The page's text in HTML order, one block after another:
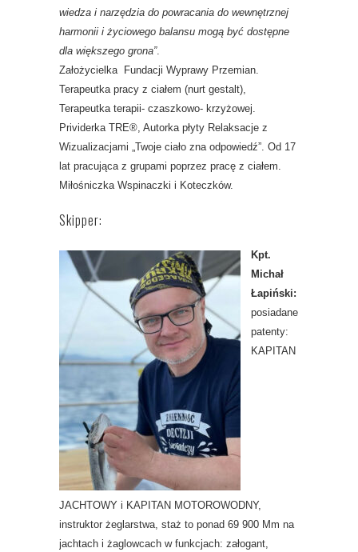
wiedza i narzędzia do powracania do wewnętrznej
harmonii i życiowego balansu mogą być dostępne
dla większego grona”.
Założycielka Fundacji Wyprawy Przemian.
Terapeutka pracy z ciałem (nurt gestalt),
Terapeutka terapii- czaszkowo- krzyżowej.
Prividerka TRE®, Autorka płyty Relaksacje z
Wizualizacjami „Twoje ciało zna odpowiedź”. Od 17
lat pracująca z grupami poprzez pracę z ciałem.
Miłośniczka Wspinaczki i Koteczków.
Skipper:
Kpt.
Michał
Łapiński:
posiadane
patenty:
KAPITAN
JACHTOWY i KAPITAN MOTOROWODNY,
instruktor żeglarstwa, staż to ponad 69 900 Mm na
jachtach i żaglowcach w funkcjach: załogant,